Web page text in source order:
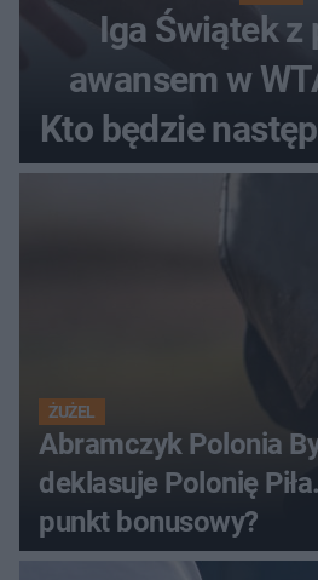
Iga Świątek z
awansem w
Kto będzie
ŻUŻEL
Abramczyk Polonia
deklasuje Polonię
punkt bonusowy?